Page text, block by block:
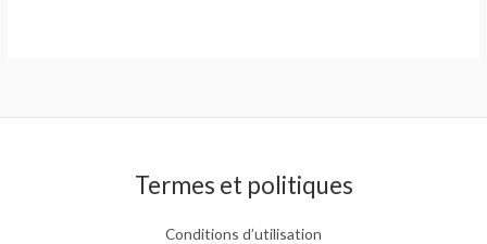
Termes et politiques
Conditions d’utilisation